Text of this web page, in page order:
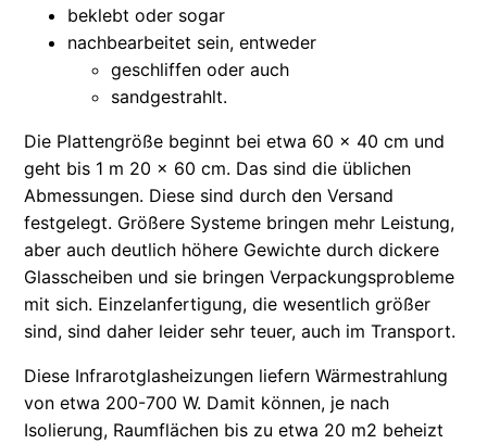
beklebt oder sogar
nachbearbeitet sein, entweder
geschliffen oder auch
sandgestrahlt.
Die Plattengröße beginnt bei etwa 60 × 40 cm und
geht bis 1 m 20 × 60 cm. Das sind die üblichen
Abmessungen. Diese sind durch den Versand
festgelegt. Größere Systeme bringen mehr Leistung,
aber auch deutlich höhere Gewichte durch dickere
Glasscheiben und sie bringen Verpackungsprobleme
mit sich. Einzelanfertigung, die wesentlich größer
sind, sind daher leider sehr teuer, auch im Transport.
Diese Infrarotglasheizungen liefern Wärmestrahlung
von etwa 200-700 W. Damit können, je nach
Isolierung, Raumflächen bis zu etwa 20 m2 beheizt